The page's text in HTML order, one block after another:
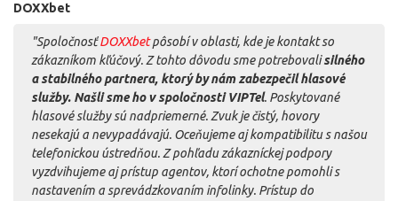
DOXXbet
"SpoločnosťDOXXbetpôsobí v oblasti, kde je kontakt so
zákazníkom kľúčový. Z tohto dôvodu sme potrebovalisilného
a stabilného partnera, ktorý by nám zabezpečil hlasové
služby. Našli sme ho v spoločnosti VIPTel. Poskytované
hlasové služby sú nadpriemerné. Zvuk je čistý, hovory
nesekajú a nevypadávajú. Oceňujeme aj kompatibilitu s našou
telefonickou ústredňou. Z pohľadu zákazníckej podpory
vyzdvihujeme aj prístup agentov, ktorí ochotne pomohli s
nastavením a sprevádzkovaním infolinky. Prístup do